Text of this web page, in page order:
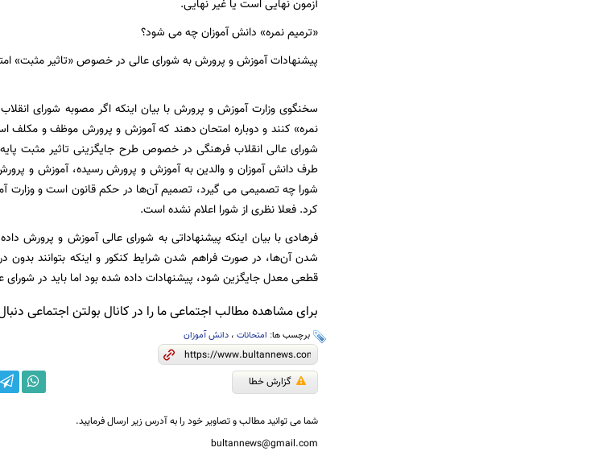
آزمون نهایی است یا غیر نهایی.
«ترمیم نمره» دانش آموزان چه می شود؟
پیشنهادات آموزش و پرورش به شورای عالی در خصوص «تاثیر مثبت»
سخنگوی وزارت آموزش و پرورش با بیان اینکه اگر مصوبه شورای
نمره» کنند و دوباره امتحان دهند که آموزش و پرورش موظف و مکلف
شورای عالی انقلاب فرهنگی در خصوص طرح جایگزینی تاثیر مثبت
طرف دانش آموزان و والدین به آموزش و پرورش رسیده، آموزش و
شورا چه تصمیمی می گیرد، تصمیم آن‌ها در حکم قانون است و وزارت
کرد. فعلا نظری از شورا اعلام نشده است.
فرهادی با بیان اینکه پیشنهاداتی به شورای عالی آموزش و پرورش
شدن آن‌ها، در صورت فراهم شدن شرایط کنکور و اینکه بتوانند بدون
قطعی معدل جایگزین شود، پیشنهادات داده شده بود اما باید در شورای
برای مشاهده مطالب اجتماعی ما را در کانال بولتن اجتماعی
برچسب ها: امتحانات، دانش آموزان
گزارش خطا
شما می توانید مطالب و تصاویر خود را به آدرس زیر ارسال فرمایید.
bultannews@gmail.com